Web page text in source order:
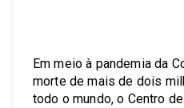
Em meio à pandemia da
morte de mais de dois
todo o mundo, o Centro